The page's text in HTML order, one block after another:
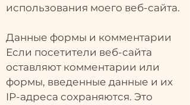
использования моего веб-сайта.
Данные формы и комментарии
Если посетители веб-сайта
оставляют комментарии или
формы, введенные данные и их
IP-адреса сохраняются. Это